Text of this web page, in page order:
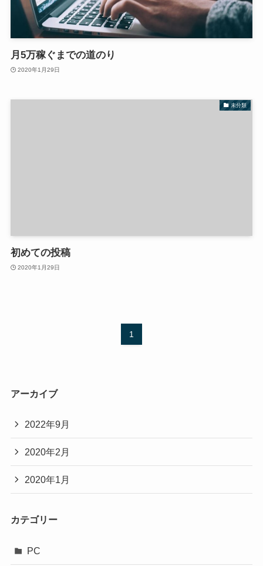
月5万稼ぐまでの道のり
2020年1月29日
未分類
初めての投稿
2020年1月29日
1
アーカイブ
2022年9月
2020年2月
2020年1月
カテゴリー
PC